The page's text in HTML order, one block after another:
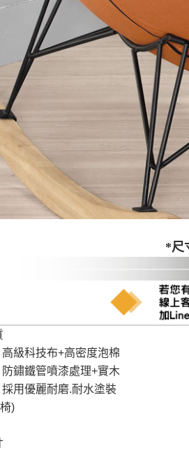
*尺
級科技布+高密度泡棉
鏽鐵管噴漆處理+實木
用優麗耐磨.耐水塗裝
)
因大型傢俱有組裝、配送的問題，並
讓您不用整天在家等貨，以免浪費你
如遇自然災害、政府宣布之災害警
務。
百貨公司配送暫無法配合開店前、閉
期間，恕暫停百貨公司相關運送 》
無回收家具服務，若需回收家俱可聯
無回收家具服務，若需回收家具可